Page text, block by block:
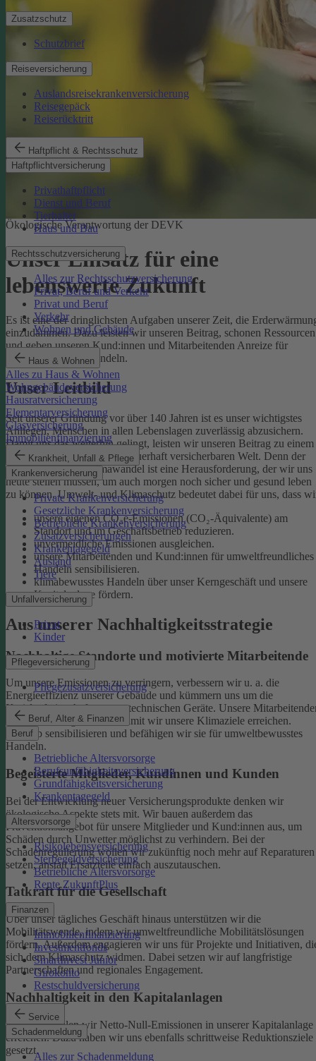
Zusatzschutz
Schutzbrief
Reiseversicherung
Auslandsreisekrankenversicherung
Reisegepäck
Reiserücktritt
Haftpflicht & Rechtsschutz
Haftpflichtversicherung
Privathaftpflicht
Dienst und Beruf
Tierhalter
Haus und Bau
Rechtsschutzversicherung
Alles zur Rechtsschutzversicherung
Privat, Beruf und Verkehr
Privat und Beruf
Verkehr
Wohnen und Gebäude
Haus & Wohnen
Alles zu Haus & Wohnen
Wohngebäudeversicherung
Hausratversicherung
Elementarversicherung
Glasversicherung
Immobilienfinanzierung
Krankheit, Unfall & Pflege
Krankenversicherung
Private Krankenversicherung
Gesetzliche Krankenversicherung
Betriebliche Krankenversicherung
Zusatzversicherungen
Krankentagegeld
Ausland
Tiere
Unfallversicherung
Privat
Kinder
Pflegeversicherung
Pflegezusatzversicherung
Beruf, Alter & Finanzen
Beruf
Betriebliche Altersvorsorge
Berufsunfähigkeitsversicherung
Grundfähigkeitsversicherung
Krankentagegeld
Altersvorsorge
Risikolebensversicherung
Sterbegeldversicherung
Betriebliche Altersvorsorge
Rente ZukunftPlus
Finanzen
Immobilienfinanzierung
Investmentfonds
SmartInvest Junior
Girokonto
Restschuldversicherung
Service
Schadenmeldung
Alles zur Schadenmeldung
Ökologische Verantwortung der DEVK
Unser Einsatz für eine
lebenswerte Zukunft
Es ist eine der dringlichsten Aufgaben unserer Zeit, die
einzudämmen. Dazu leisten wir unseren Beitrag, schonen Ressourcen
und geben unseren Kund:innen und Mitarbeitenden Anreize für
umweltbewusstes Handeln.
Unser Leitbild
Seit unserer Gründung vor über 140 Jahren ist es unser wichtigstes
Anliegen, Menschen in allen Lebenslagen zuverlässig abzusichern.
Damit uns das weiterhin gelingt, leisten wir unseren Beitrag zu einem
gesunden Klima und einer dauerhaft versicherbaren Welt. Denn der
menschgemachte Klimawandel ist eine Herausforderung, der wir uns
heute stellen müssen, um auch morgen noch sicher und gesund leben
zu können.Umwelt- und Klimaschutz bedeutet dabei für uns, dass
unsere eigenen CO₂e-Emissionen (CO₂-Äquivalente) am
Standort und im Geschäftsbetrieb reduzieren.
unvermeidliche Emissionen ausgleichen.
unsere Mitarbeitenden und Kund:innen für umweltfreundliches
Handeln sensibilisieren.
klimabewusstes Handeln über unser Kerngeschäft und unsere
Kapitalanlage fördern.
Aus unserer Nachhaltigkeitsstrategie
Nachhaltige Standorte und motivierte Mitarbeitende
Um unsere Emissionen zu verringern, verbessern wir u. a. die
Energieeffizienz unserer Gebäude und kümmern uns um die
Kreislaufwirtschaft unserer technischen Geräte. Unsere
sind ein wichtiger Hebel, damit wir unsere Klimaziele erreichen.
Deshalb sensibilisieren und befähigen wir sie für umweltbewusstes
Handeln.
Begeisterte Mitglieder, Kundinnen und Kunden
Bei der Entwicklung neuer Versicherungsprodukte denken wir
ökologische Aspekte stets mit. Wir bauen außerdem das
Präventionsangebot für unsere Mitglieder und Kund:innen aus, um
Schäden durch Unwetter möglichst zu verhindern. Bei der
Schadenregulierung wollen wir zukünftig noch mehr auf Reparaturen
setzen, anstatt Ersatzteile einfach auszutauschen.
Tatkraft für die Gesellschaft
Über unser tägliches Geschäft hinaus unterstützen wir die
Mobilitätswende, indem wir umweltfreundliche Mobilitätslösungen
fördern. Außerdem engagieren wir uns für Projekte und Initiativen,
sich dem Klimaschutz widmen. Dabei setzen wir auf langfristige
Partnerschaften und regionales Engagement.
Nachhaltigkeit in den Kapitalanlagen
Bis 2050 wollen wir Netto-Null-Emissionen in unserer Kapitalanlage
erreichen. Dazu haben wir uns ebenfalls schrittweise Reduktionsziele
gesetzt.